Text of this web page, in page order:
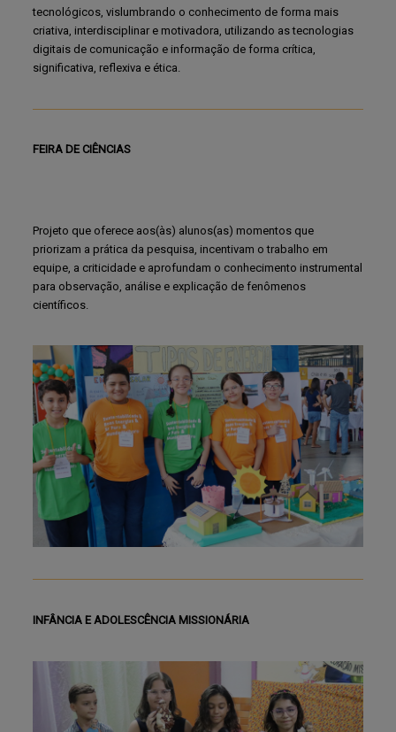
tecnológicos, vislumbrando o conhecimento de forma mais
criativa, interdisciplinar e motivadora, utilizando as tecnologias
digitais de comunicação e informação de forma crítica,
significativa, reflexiva e ética.
FEIRA DE CIÊNCIAS
Projeto que oferece aos(às) alunos(as) momentos que
priorizam a prática da pesquisa, incentivam o trabalho em
equipe, a criticidade e aprofundam o conhecimento instrumental
para observação, análise e explicação de fenômenos
científicos.
INFÂNCIA E ADOLESCÊNCIA MISSIONÁRIA